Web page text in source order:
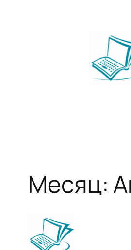
Месяц: